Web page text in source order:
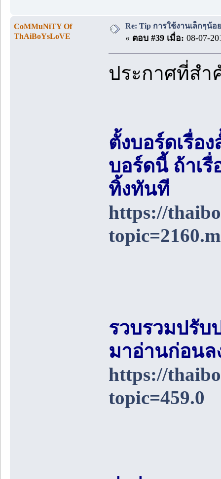
CoMMuNiTY Of
ThAiBoYsLoVE
Re: Tip การใช้งานเล็กๆน้อ
« ตอบ #39 เมื่อ: 08-07-
ประกาศที่ส
ตั้งบอร์ดเรื่อ
บอร์ดนี้ ถ้าเ
ทิ้งทันที
https://
รวบรวมปรับ
มาอ่านก่อน
https://
topic=459.0